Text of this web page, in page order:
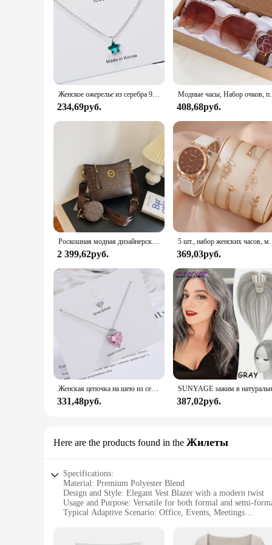
conscious woman who appreciates a blend of elegance
their wardrobe. Whether you're a wholesaler, vendor, or
Женское ожерелье из серебра 925 пробы с синей звездой и кристаллами
234,69руб.
Модные часы, Набор очков,
408,68руб.
Роскошная модная дизайнерская женская сумка IMJK, ручные сумки, наплечный мессенджер, наклонная сумка на плечо, вечерние квадратные сумки
2 399,62руб.
5 шт., набор женских
369,03руб.
Женская цепочка на шею из серебра 925 пробы с розовым цирконием
331,48руб. 387,02руб.
Here are the products found in the Жилеты
Specifications:
Material: Premium Polyester Blend
Design and Style: Elegant Vest Blazer with a modern twist
Usage and Purpose: Versatile for both formal and semi-
Typical Adaptive Scenario: Office, Events, Meetings
Performance and Property: Durable and easy to maintain